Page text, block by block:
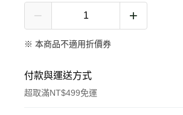
※ 本商品不適用折價券
付款與運送方式
超取滿NT$499免運